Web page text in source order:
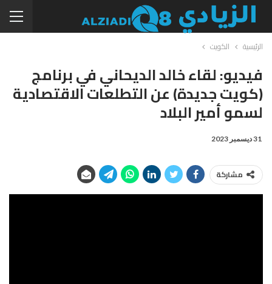
الرئيسية الكويت
فيديو: لقاء خالد الديحاني في برنامج
(كويت جديدة) عن التطلعات الاقتصادية
لسمو أمير البلاد
31 ديسمبر 2023
مشاركة